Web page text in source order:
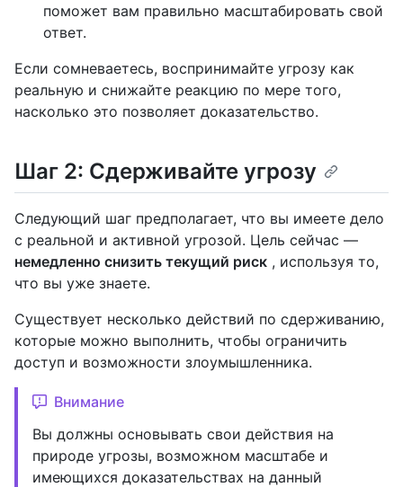
поможет вам правильно масштабировать свой
ответ.
Если сомневаетесь, воспринимайте угрозу как
реальную и снижайте реакцию по мере того,
насколько это позволяет доказательство.
Шаг 2: Сдерживайте угрозу
Следующий шаг предполагает, что вы имеете дело
с реальной и активной угрозой. Цель сейчас —
немедленно снизить текущий риск , используя то,
что вы уже знаете.
Существует несколько действий по сдерживанию,
которые можно выполнить, чтобы ограничить
доступ и возможности злоумышленника.
Внимание
Вы должны основывать свои действия на
природе угрозы, возможном масштабе и
имеющихся доказательствах на данный